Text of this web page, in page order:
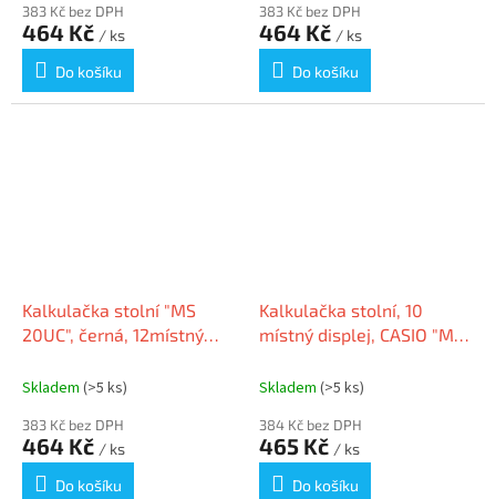
383 Kč bez DPH
464 Kč / ks
Do košíku
383 Kč bez DPH
464 Kč / ks
Do košíku
Kalkulačka stolní "MS
20UC", černá, 12místný
BK
Skladem (>5 ks)
383 Kč bez DPH
464 Kč / ks
Do košíku
Kalkulačka stolní, 10
místný displej, CASIO "MS
Skladem (>5 ks)
384 Kč bez DPH
465 Kč / ks
Do košíku